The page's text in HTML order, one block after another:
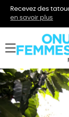
Recevez des
en savoir plus
menu